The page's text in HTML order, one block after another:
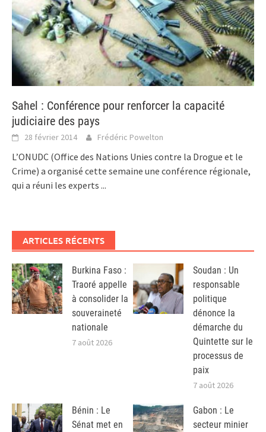
Sahel : Conférence pour renforcer la capacité
judiciaire des pays
28 février 2014 Frédéric Powelton
L’ONUDC (Office des Nations Unies contre la Drogue et le
Crime) a organisé cette semaine une conférence régionale,
qui a réuni les experts ...
ARTICLES RÉCENTS
Burkina Faso :
Traoré appelle
à consolider la
souveraineté
nationale
7 août 2026
Soudan : Un
responsable
politique
dénonce la
démarche du
Quintette sur le
processus de
paix
7 août 2026
Bénin : Le
Sénat met en
Gabon : Le
secteur minier